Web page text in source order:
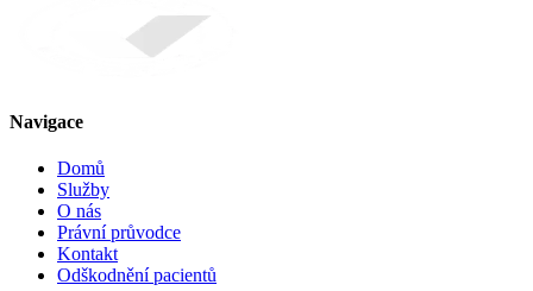
Navigace
Domů
Služby
O nás
Právní průvodce
Kontakt
Odškodnění pacientů